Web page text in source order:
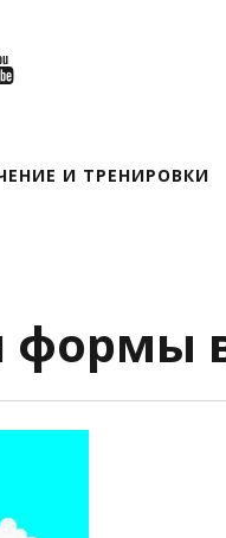
И ТРЕНИРОВКИ
формы